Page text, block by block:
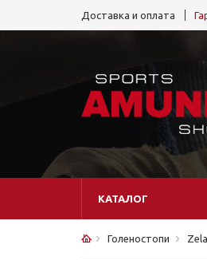
Доставка и оплата
КАТАЛОГ
Голеностопи